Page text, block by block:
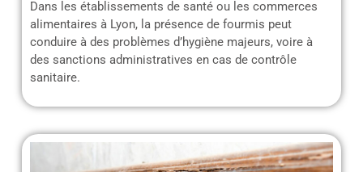
Dans les établissements de santé ou les commerces
alimentaires à Lyon, la présence de fourmis peut
conduire à des problèmes d’hygiène majeurs, voire à
des sanctions administratives en cas de contrôle
sanitaire.